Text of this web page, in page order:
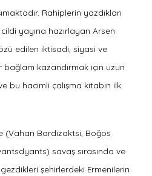
Rahiplerin yazdıkları
yayına hazırlayan Arsen
edilen iktisadi, siyasi ve
kazandırmak için uzun
bu hacimli çalışma kitabın ilk
(Vahan Bardizaktsi, Boğos
savaş sırasında ve
şehirlerdeki Ermenilerin